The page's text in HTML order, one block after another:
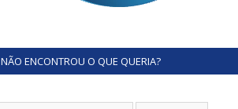
NÃO ENCONTROU O QUE QUERIA?